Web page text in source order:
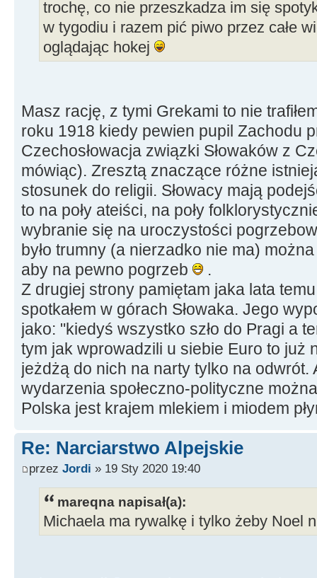
trochę, co nie przeszkadza im się
w tygodiu i razem pić piwo przez całe
oglądając hokej
Masz rację, z tymi Grekami to nie
roku 1918 kiedy pewien pupil Zachodu
Czechosłowacja związki Słowaków z
mówiąc). Zresztą znaczące różne
stosunek do religii. Słowacy mają
to na poły ateiści, na poły
wybranie się na uroczystości
było trumny (a nierzadko nie ma)
aby na pewno pogrzeb
.
Z drugiej strony pamiętam jaka lata
spotkałem w górach Słowaka. Jego
jako: "kiedyś wszystko szło do Pragi a
tym jak wprowadzili u siebie Euro to już
jeżdżą do nich na narty tylko na odwrót.
wydarzenia społeczno-polityczne
Polska jest krajem mlekiem i miodem
Re: Narciarstwo Alpejskie
przez Jordi » 19 Sty 2020 19:40
mareqna napisał(a):
Michaela ma rywalkę i tylko żeby Noel